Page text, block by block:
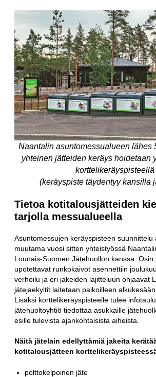
Naantalin asuntomessualueen lähes
yhteinen jätteiden keräys hoidetaan
korttelikeräyspisteellä
(keräyspiste täydentyy kansilla
Tietoa kotitalousjätteiden
tarjolla messualueella
Asuntomessujen keräyspisteen suunnittelu
muutama vuosi sitten yhteistyössä
Lounais-Suomen Jätehuollon kanssa. Osin
upotettavat runkokaivot asennettiin
verhoilu ja eri jakeiden lajitteluun ohjaavat
jätejaekyltit laitetaan paikoilleen
Lisäksi korttelikeräyspisteelle tulee
jätehuoltoyhtiö tiedottaa asukkaille
esille tulevista ajankohtaisista aiheista.
Näitä jätelain edellyttämiä jakeita
kotitalousjätteen
polttokelpoinen jäte